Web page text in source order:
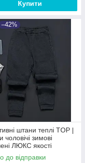
Купити
–42%
штани теплі TOP |
чоловічі зимові
ЛЮКС якості
до відправки